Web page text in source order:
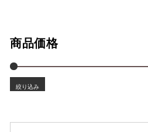
商品価格
絞り込み